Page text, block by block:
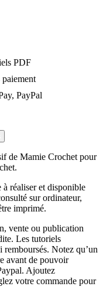
PDF
PayPal
de Mamie Crochet pour
réaliser et disponible
sur ordinateur,
imprimé.
vente ou publication
Les tutoriels
remboursés. Notez qu’un
avant de pouvoir
Ajoutez
votre commande pour